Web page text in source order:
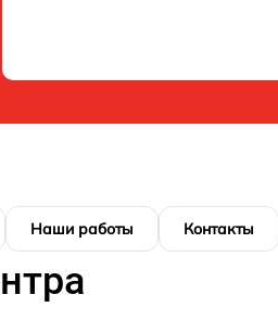
Наши работы Контакты